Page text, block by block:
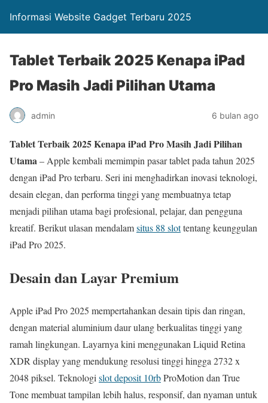
Informasi Website Gadget Terbaru 2025
Tablet Terbaik 2025 Kenapa iPad
Pro Masih Jadi Pilihan Utama
admin 6 bulan ago
Tablet Terbaik 2025 Kenapa iPad Pro Masih Jadi Pilihan
Utama– Apple kembali memimpin pasar tablet pada tahun 2025
dengan iPad Pro terbaru. Seri ini menghadirkan inovasi teknologi,
desain elegan, dan performa tinggi yang membuatnya tetap
menjadi pilihan utama bagi profesional, pelajar, dan pengguna
kreatif. Berikut ulasan mendalamsitus 88 slottentang keunggulan
iPad Pro 2025.
Desain dan Layar Premium
Apple iPad Pro 2025 mempertahankan desain tipis dan ringan,
dengan material aluminium daur ulang berkualitas tinggi yang
ramah lingkungan. Layarnya kini menggunakan Liquid Retina
XDR display yang mendukung resolusi tinggi hingga 2732 x
2048 piksel. Teknologi slot deposit 10rbProMotion dan True
Tone membuat tampilan lebih halus, responsif, dan nyaman untuk